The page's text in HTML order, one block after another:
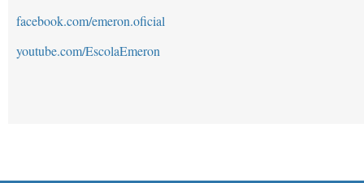
facebook.com/emeron.oficial
youtube.com/EscolaEmeron